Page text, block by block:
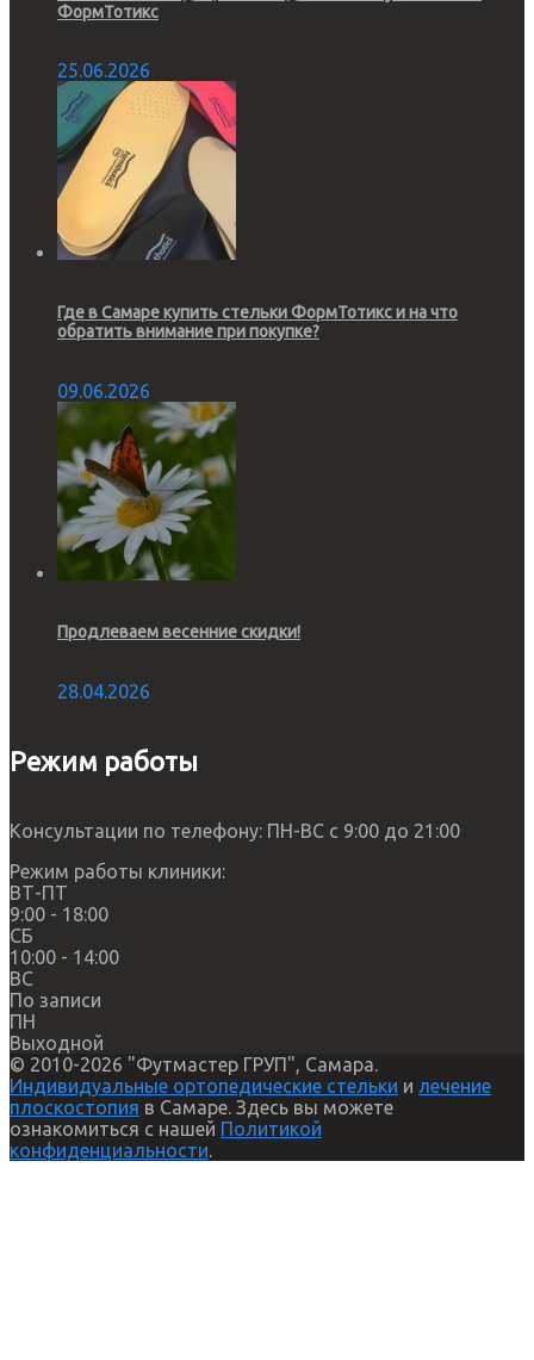
ФормТотикс
25.06.2026
Где в Самаре купить стельки ФормТотикс и на что
обратить внимание при покупке?
09.06.2026
Продлеваем весенние скидки!
28.04.2026
Режим работы
Консультации по телефону: ПН-ВС с 9:00 до 21:00
Режим работы клиники:
ВТ-ПТ
9:00 - 18:00
СБ
10:00 - 14:00
ВС
По записи
ПН
Выходной
© 2010-2026 "Футмастер ГРУП", Самара.
Индивидуальные ортопедические стельки и лечение
плоскостопия в Самаре. Здесь вы можете
ознакомиться с нашей Политикой
конфиденциальности.